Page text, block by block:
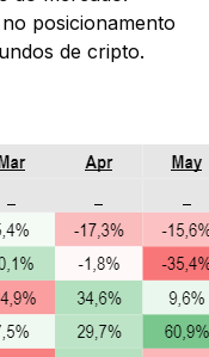
posicionamento
de cripto.